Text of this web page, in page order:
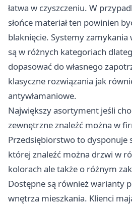
łatwa w czyszczeniu. W
słońce materiał ten powinien
blaknięcie. Systemy zamykania
są w różnych kategoriach
dopasować do własnego
klasyczne rozwiązania jak
antywłamaniowe.
Największy asortyment jeśli
zewnętrzne znaleźć można w
Przedsiębiorstwo to dysponuje
której znaleźć można drzwi w
kolorach ale także o różnym
Dostępne są również warianty
wnętrza mieszkania. Klienci